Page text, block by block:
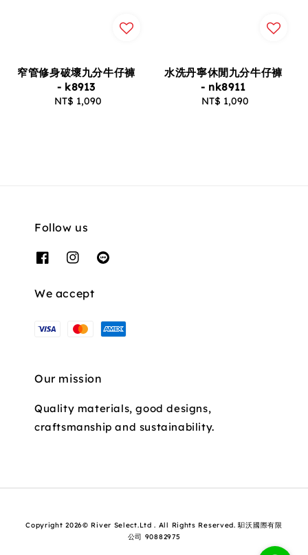
窄管修身破壞九分牛仔褲
- k8913
Regular
NT$ 1,090
水洗丹寧休閒九分牛仔褲
- nk8911
Regular
NT$ 1,090
Follow us
We accept
Our mission
Quality materials, good designs,
craftsmanship and sustainability.
Copyright 2026© River Select.Ltd . All Rights Reserved. 馹沃國際有限
公司 90882975